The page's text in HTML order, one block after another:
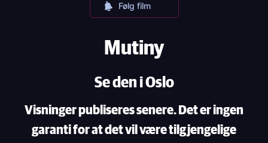
Følg film
Mutiny
Se den i Oslo
Visninger publiseres senere. Det er ingen
garanti for at det vil være tilgjengelige